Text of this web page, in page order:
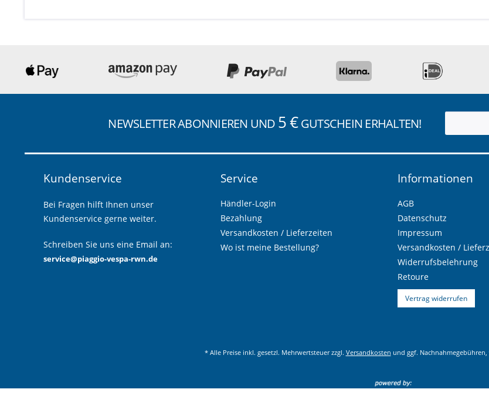
NEWSLETTER ABONNIEREN UND 5 €GUTSCHEIN ERHALTEN!
Kundenservice
Bei Fragen hilft Ihnen unser
Kundenservice gerne weiter.
Schreiben Sie uns eine Email an:
service@piaggio-vespa-rwn.de
Service
Händler-Login
Bezahlung
Versandkosten / Lieferzeiten
Wo ist meine Bestellung?
Informationen
AGB
Datenschutz
Impressum
Versandkosten /
Widerrufsbelehrung
Retoure
Vertrag widerrufen
* Alle Preise inkl. gesetzl. Mehrwertsteuer zzgl. Versandkosten und ggf.